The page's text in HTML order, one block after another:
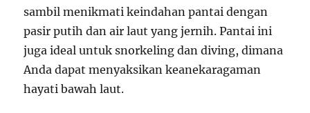
sambil menikmati keindahan pantai dengan
pasir putih dan air laut yang jernih. Pantai ini
juga ideal untuk snorkeling dan diving, dimana
Anda dapat menyaksikan keanekaragaman
hayati bawah laut.